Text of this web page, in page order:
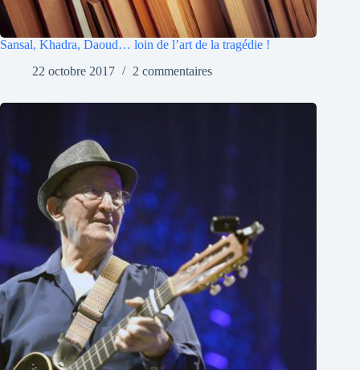
Sansal, Khadra, Daoud… loin de l’art de la tragédie !
22 octobre 2017
2 commentaires